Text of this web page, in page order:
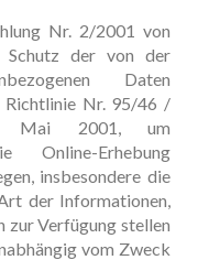
Nr. 2/2001 von
Schutz der von der
Daten
Richtlinie Nr. 95/46 /
Mai 2001, um
Online-Erhebung
insbesondere die
der Informationen,
zur Verfügung stellen
vom Zweck